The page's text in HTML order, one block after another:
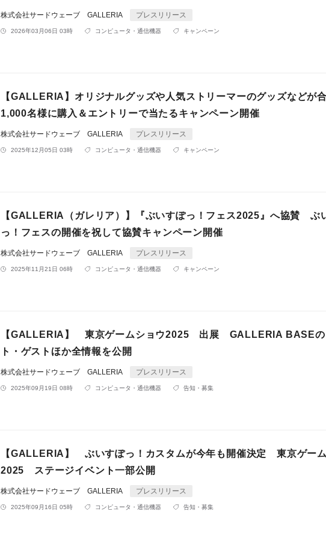
株式会社サードウェーブ GALLERIA プレスリリース
2026年03月06日 03時 コンピュータ・通信機器 キャンペーン
【GALLERIA】オリジナルグッズや人気ストリーマーのグッズなどが
1,000名様に購入＆エントリーで当たるキャンペーン開催
株式会社サードウェーブ GALLERIA プレスリリース
2025年12月05日 03時 コンピュータ・通信機器 キャンペーン
【GALLERIA（ガレリア）】『ぶいすぽっ！フェス2025』へ協賛 ぶ
っ！フェスの開催を祝して協賛キャンペーン開催
株式会社サードウェーブ GALLERIA プレスリリース
2025年11月21日 06時 コンピュータ・通信機器 キャンペーン
【GALLERIA】 東京ゲームショウ2025 出展 GALLERIA BASEの
ト・ゲストほか全情報を公開
株式会社サードウェーブ GALLERIA プレスリリース
2025年09月19日 08時 コンピュータ・通信機器 告知・募集
【GALLERIA】 ぶいすぽっ！カスタムが今年も開催決定 東京ゲー
2025 ステージイベント一部公開
株式会社サードウェーブ GALLERIA プレスリリース
2025年09月16日 05時 コンピュータ・通信機器 告知・募集